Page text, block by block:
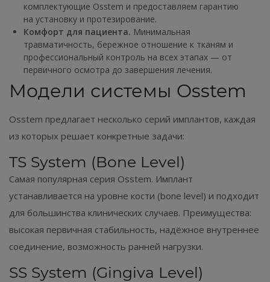
комплектующие Osstem и предоставляем гарантию
на установку и протезирование.
Комфорт для пациента. Минимальная
травматичность, бережное отношение к тканям и
профессиональный контроль на всех этапах — от
первичного осмотра до завершения лечения.
Модели системы Osstem
Osstem предлагает несколько серий имплантов, каждая
из которых решает конкретные задачи:
TS System (Bone Level)
Самая популярная серия Osstem. Имплант
устанавливается на уровне кости (bone level) и подходит
для большинства клинических случаев. Преимущества:
высокая первичная стабильность, надёжное внутреннее
соединение, возможность ранней нагрузки.
SS System (Gingiva Level)